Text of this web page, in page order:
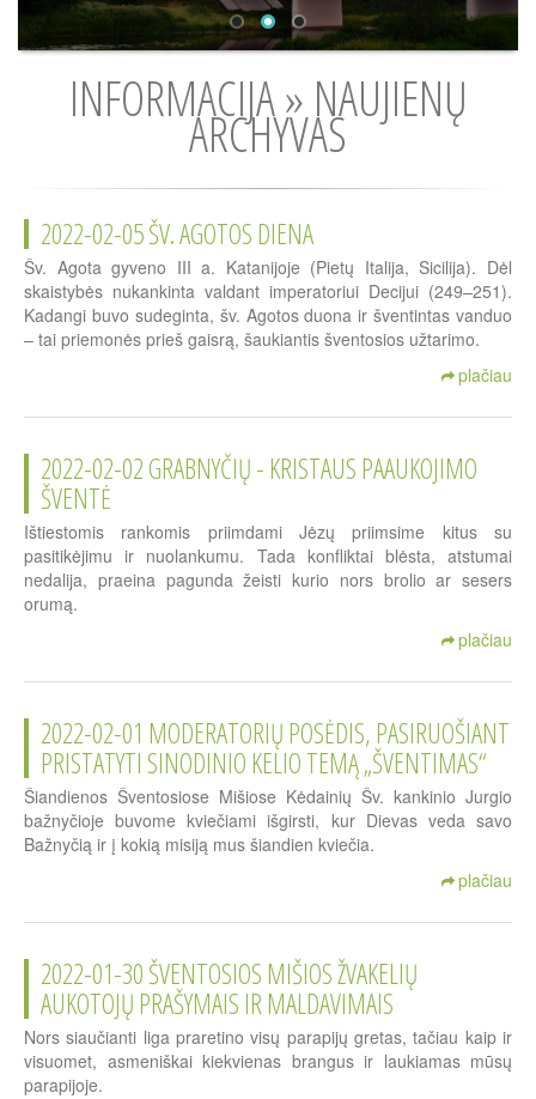
INFORMACIJA » NAUJIENŲ
ARCHYVAS
2022-02-05 ŠV. AGOTOS DIENA
Šv. Agota gyveno III a. Katanijoje (Pietų Italija, Sicilija). Dėl
skaistybės nukankinta valdant imperatoriui Decijui (249–251).
Kadangi buvo sudeginta, šv. Agotos duona ir šventintas vanduo
– tai priemonės prieš gaisrą, šaukiantis šventosios užtarimo.
plačiau
2022-02-02 GRABNYČIŲ - KRISTAUS PAAUKOJIMO
ŠVENTĖ
Ištiestomis rankomis priimdami Jėzų priimsime kitus su
pasitikėjimu ir nuolankumu. Tada konfliktai blėsta, atstumai
nedalija, praeina pagunda žeisti kurio nors brolio ar sesers
orumą.
plačiau
2022-02-01 MODERATORIŲ POSĖDIS, PASIRUOŠIANT
PRISTATYTI SINODINIO KELIO TEMĄ „ŠVENTIMAS“
Šiandienos Šventosiose Mišiose Kėdainių Šv. kankinio Jurgio
bažnyčioje buvome kviečiami išgirsti, kur Dievas veda savo
Bažnyčią ir į kokią misiją mus šiandien kviečia.
plačiau
2022-01-30 ŠVENTOSIOS MIŠIOS ŽVAKELIŲ
AUKOTOJŲ PRAŠYMAIS IR MALDAVIMAIS
Nors siaučianti liga praretino visų parapijų gretas, tačiau kaip ir
visuomet, asmeniškai kiekvienas brangus ir laukiamas mūsų
parapijoje.